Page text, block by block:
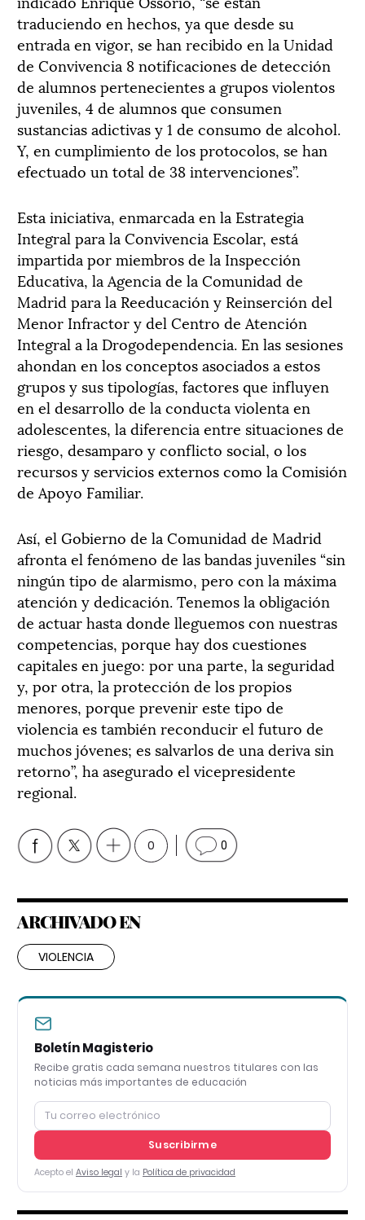
traduciendo en hechos, ya que desde su
entrada en vigor, se han recibido en la Unidad
de Convivencia 8 notificaciones de detección
de alumnos pertenecientes a grupos violentos
juveniles, 4 de alumnos que consumen
sustancias adictivas y 1 de consumo de alcohol.
Y, en cumplimiento de los protocolos, se han
efectuado un total de 38 intervenciones”.
Esta iniciativa, enmarcada en la Estrategia
Integral para la Convivencia Escolar, está
impartida por miembros de la Inspección
Educativa, la Agencia de la Comunidad de
Madrid para la Reeducación y Reinserción del
Menor Infractor y del Centro de Atención
Integral a la Drogodependencia. En las sesiones
ahondan en los conceptos asociados a estos
grupos y sus tipologías, factores que influyen
en el desarrollo de la conducta violenta en
adolescentes, la diferencia entre situaciones de
riesgo, desamparo y conflicto social, o los
recursos y servicios externos como la Comisión
de Apoyo Familiar.
Así, el Gobierno de la Comunidad de Madrid
afronta el fenómeno de las bandas juveniles “sin
ningún tipo de alarmismo, pero con la máxima
atención y dedicación. Tenemos la obligación
de actuar hasta donde lleguemos con nuestras
competencias, porque hay dos cuestiones
capitales en juego: por una parte, la seguridad
y, por otra, la protección de los propios
menores, porque prevenir este tipo de
violencia es también reconducir el futuro de
muchos jóvenes; es salvarlos de una deriva sin
retorno”, ha asegurado el vicepresidente
regional.
0 0
ARCHIVADO EN
VIOLENCIA
Boletín Magisterio
Recibe gratis cada semana nuestros titulares con las
noticias más importantes de educación
Suscribirme
Acepto el Aviso legal y la Política de privacidad